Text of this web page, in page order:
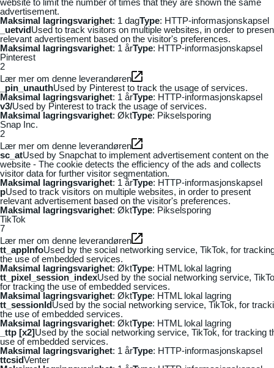
advertisement.
Maksimal lagringsvarighet: 1 dagType: HTTP-informasjonskapsel
_uetvidUsed to track visitors on multiple websites, in order to
relevant advertisement based on the visitor's preferences.
Maksimal lagringsvarighet: 1 årType: HTTP-informasjonskapsel
Pinterest
2
Lær mer om denne leverandøren
_pin_unauthUsed by Pinterest to track the usage of services.
Maksimal lagringsvarighet: 1 årType: HTTP-informasjonskapsel
v3/Used by Pinterest to track the usage of services.
Maksimal lagringsvarighet: ØktType: Pikselsporing
Snap Inc.
2
Lær mer om denne leverandøren
sc_atUsed by Snapchat to implement advertisement content on the
website - The cookie detects the efficiency of the ads and collects
visitor data for further visitor segmentation.
Maksimal lagringsvarighet: 1 årType: HTTP-informasjonskapsel
pUsed to track visitors on multiple websites, in order to present
relevant advertisement based on the visitor's preferences.
Maksimal lagringsvarighet: ØktType: Pikselsporing
TikTok
7
Lær mer om denne leverandøren
tt_appInfoUsed by the social networking service, TikTok, for
the use of embedded services.
Maksimal lagringsvarighet: ØktType: HTML lokal lagring
tt_pixel_session_indexUsed by the social networking service,
for tracking the use of embedded services.
Maksimal lagringsvarighet: ØktType: HTML lokal lagring
tt_sessionIdUsed by the social networking service, TikTok, for
the use of embedded services.
Maksimal lagringsvarighet: ØktType: HTML lokal lagring
_ttp [x2]Used by the social networking service, TikTok, for tracking
use of embedded services.
Maksimal lagringsvarighet: 1 årType: HTTP-informasjonskapsel
ttcsidVenter